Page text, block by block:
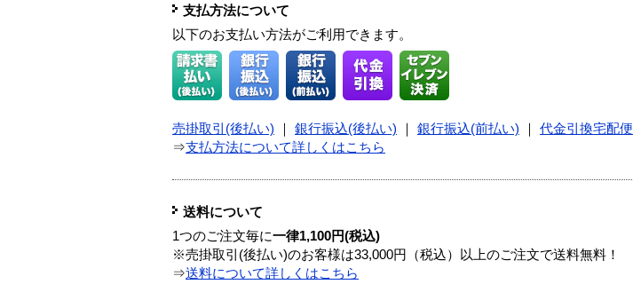
支払方法について
以下のお支払い方法がご利用できます。
売掛取引(後払い) 銀行振込(後払い) 銀行振込(前払い) 代金引換宅配便
⇒支払方法について詳しくはこちら
送料について
1つのご注文毎に一律1,100円(税込)
※売掛取引(後払い)のお客様は33,000円（税込）以上のご注文で送料無料！
⇒送料について詳しくはこちら